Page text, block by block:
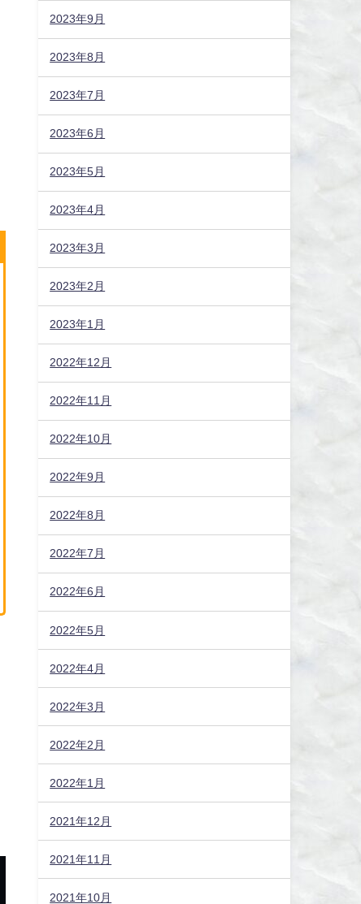
2023年9月
2023年8月
2023年7月
2023年6月
2023年5月
2023年4月
2023年3月
2023年2月
2023年1月
2022年12月
2022年11月
2022年10月
2022年9月
2022年8月
2022年7月
2022年6月
2022年5月
2022年4月
2022年3月
2022年2月
2022年1月
2021年12月
2021年11月
2021年10月